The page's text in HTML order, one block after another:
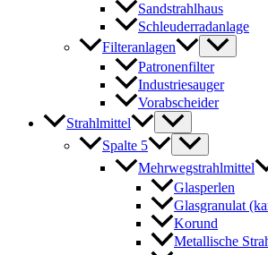
Sandstrahlhaus
Schleuderradanlage
Filteranlagen
Patronenfilter
Industriesauger
Vorabscheider
Strahlmittel
Spalte 5
Mehrwegstrahlmittel
Glasperlen
Glasgranulat
Korund
Metallische